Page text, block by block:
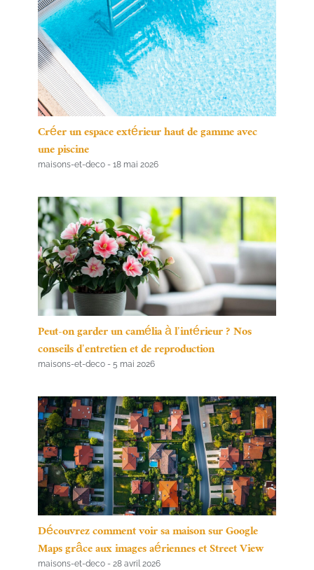
Créer un espace extérieur haut de gamme avec
une piscine
maisons-et-deco 18 mai 2026
Peut-on garder un camélia à l’intérieur ? Nos
conseils d’entretien et de reproduction
maisons-et-deco 5 mai 2026
Découvrez comment voir sa maison sur Google
Maps grâce aux images aériennes et Street View
maisons-et-deco 28 avril 2026